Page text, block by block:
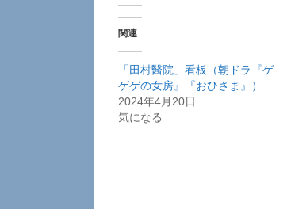
関連
「田村醫院」看板（朝ドラ『ゲ
ゲゲの女房』『おひさま』）
2024年4月20日
気になる